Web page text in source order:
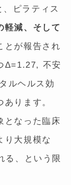
ピラティス
軽減、そして
とが報告され
Δ=1.27, 不安
ルヘルス効
ります。
となった臨床
り大規模な
る、という限